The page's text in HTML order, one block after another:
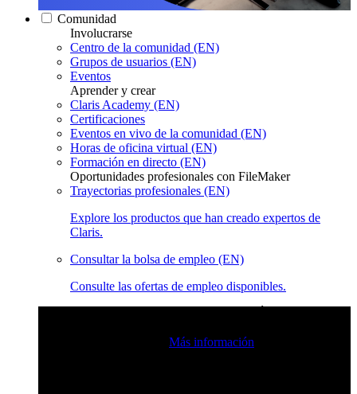
Comunidad
Involucrarse
Centro de la comunidad (EN)
Grupos de usuarios (EN)
Eventos
Aprender y crear
Claris Academy (EN)
Certificaciones
Eventos en vivo de la comunidad (EN)
Horas de oficina virtual (EN)
Formación en directo (EN)
Oportunidades profesionales con FileMaker
Trayectorias profesionales (EN)
Explore los productos que han creado expertos de
Claris.
Consultar la bolsa de empleo (EN)
Consulte las ofertas de empleo disponibles.
Más información